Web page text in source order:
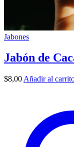
Jabones
Jabón de
$8,00 Añadir al